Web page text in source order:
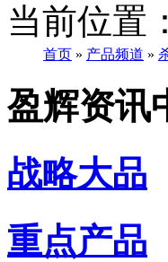
当前位置：
首页 » 产品频道 »
盈辉资讯
战略大品
重点产品